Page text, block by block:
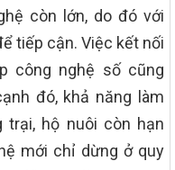
còn lớn, do đó với
tiếp cận. Việc kết nối
công nghệ số cũng
đó, khả năng làm
trại, hộ nuôi còn hạn
mới chỉ dừng ở quy